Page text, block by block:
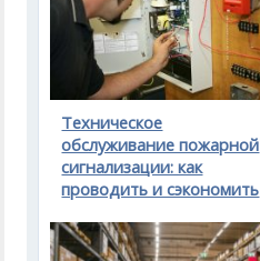
Техническое
обслуживание пожарной
сигнализации: как
проводить и сэкономить